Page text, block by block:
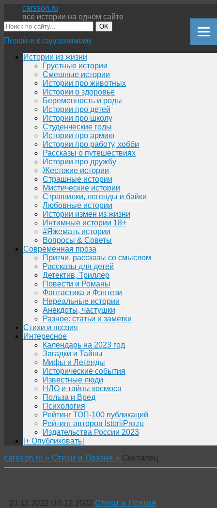
carsson.ru
все истории на одном сайте
OK
Перейти к содержимому
Истории из жизни
Грустные истории
Смешные истории
Истории про животных
Истории о здоровье
Беременность и роды
Истории про детей
Истории про школу
Студенческие годы
Истории про армию
Истории про работу, хобби
Рассказы о путешествиях
Истории про дружбу
Жестокие истории
Страшные истории
Мистические истории
Страшилки, легенды и байки
Любовные истории
Истории измен из жизни
Интимные истории 18+
#Яжемать истории
Вопросы & Советы
Современная проза
Притчи, рассказы со смыслом
Рассказы для детей
Детектив, Триллер
Повести и Романы
Фантастика и Фэнтези
Нереальные истории
Анекдоты, частушки
Разное: статьи и заметки
Стихи и поэзия
Интересное
Календарь на 2023 год
Загадки и Тайны
Мифы и Легенды
Исторические события
Известные люди
НЛО и тайны космоса
Польза и Вред
Психология
Рейтинг ТОП-100 публикаций
Рейтинг авторов IstoriiPro.ru
Издательства России 2023
[+ Опубликовать]
carsson.ru » Стихи и Поэзия » Скиталец
10.12.2022 |10.12.2022 Стихи и Поэзия